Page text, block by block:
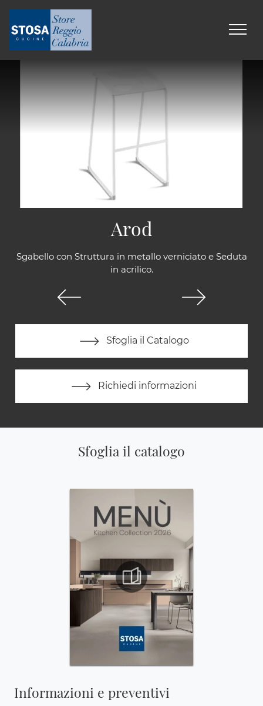
Sgabello con Struttura in metallo verniciato e Seduta
in acrilico.
Sfoglia il Catalogo
Richiedi informazioni
Arod
Sfoglia il catalogo
Informazioni e preventivi